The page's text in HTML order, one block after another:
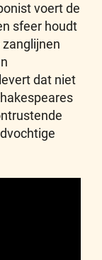
voert de
sfeer houdt
dat niet